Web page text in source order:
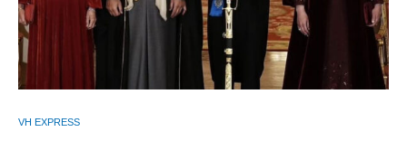
VH EXPRESS